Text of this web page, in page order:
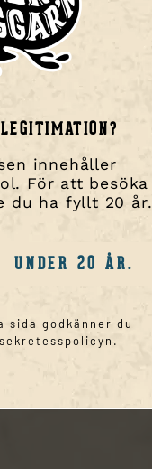
innehåller
För att besöka
du ha fyllt 20 år.
UNDER 20 ÅR.
sida godkänner du